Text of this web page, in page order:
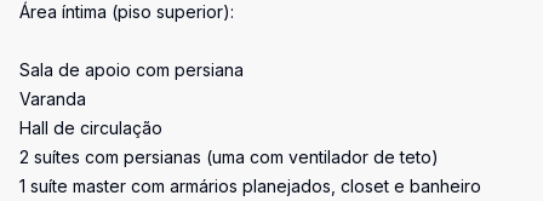
Área íntima (piso superior):
Sala de apoio com persiana
Varanda
Hall de circulação
2 suítes com persianas (uma com ventilador de teto)
1 suíte master com armários planejados, closet e banheiro